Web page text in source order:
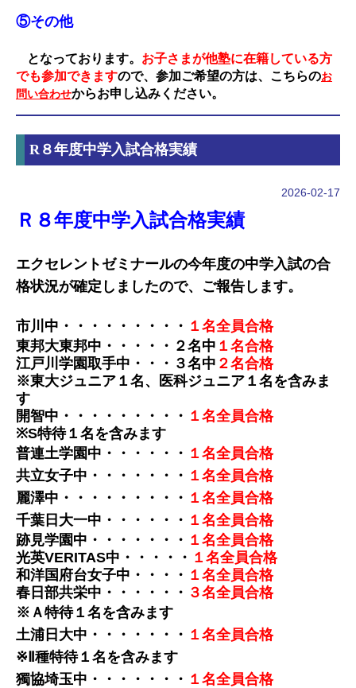
⑤その他
となっております。 お子さまが他塾に在籍している方
でも参加できますので、参加ご希望の方は、こちらのお
問い合わせからお申し込みください。
R８年度中学入試合格実績
2026-02-17
Ｒ８年度中学入試合格実績
エクセレントゼミナールの今年度の中学入試の合
格状況が確定しましたので、ご報告します。
市川中・・・・・・・・ ・ １名全員合格
東邦大東邦中・・・・・ ２名中 １名合格
江戸川学園取手中・・・ ３名中 ２名合格
※東大ジュニア１名、医科ジュニア１名を含みま
す
開智中・・・・・・
・・ ・ １名全員合格
※S特待１名を含みます
普連土学園中・・・・
・ ・ １名全員合格
共立女子中・・・
・ ・ ・・ １名全員合格
麗澤中・・・・・・
・ ・ ・ １名全員合格
千葉日大一中・・・・・・ １名全員合格
跡見学園中・・・
・ ・ ・・ １名全員合格
光英VERITAS中 ・ ・・・・ １名全員合格
和洋国府台女子中 ・ ・・・ １名全員合格
春日部共栄中・・・・
・ ・ ３名全員合格
※Ａ特待１名を含みます
土浦日大中 ・・ ・ ・ ・ ・ ・ １名全員合格
※Ⅱ種特待１名を含みます
獨協埼玉中・・・
・ ・ ・・ １名全員合格